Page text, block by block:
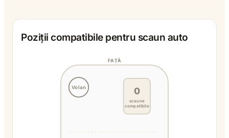
Poziții compatibile pentru scaun auto
Volan
FAȚĂ
0
scaune
compatibile